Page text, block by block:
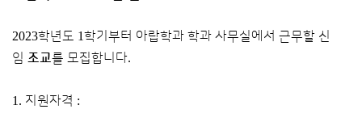
2023학년도 1학기부터 아랍학과 학과 사무실에서 근무할 신
임 조교를 모집합니다.
1. 지원자격 :